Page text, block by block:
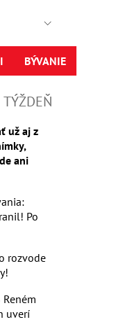
BÝVANIE
TÝŽDEŇ
už aj z
ani
Po
rozvode
Reném
uverí